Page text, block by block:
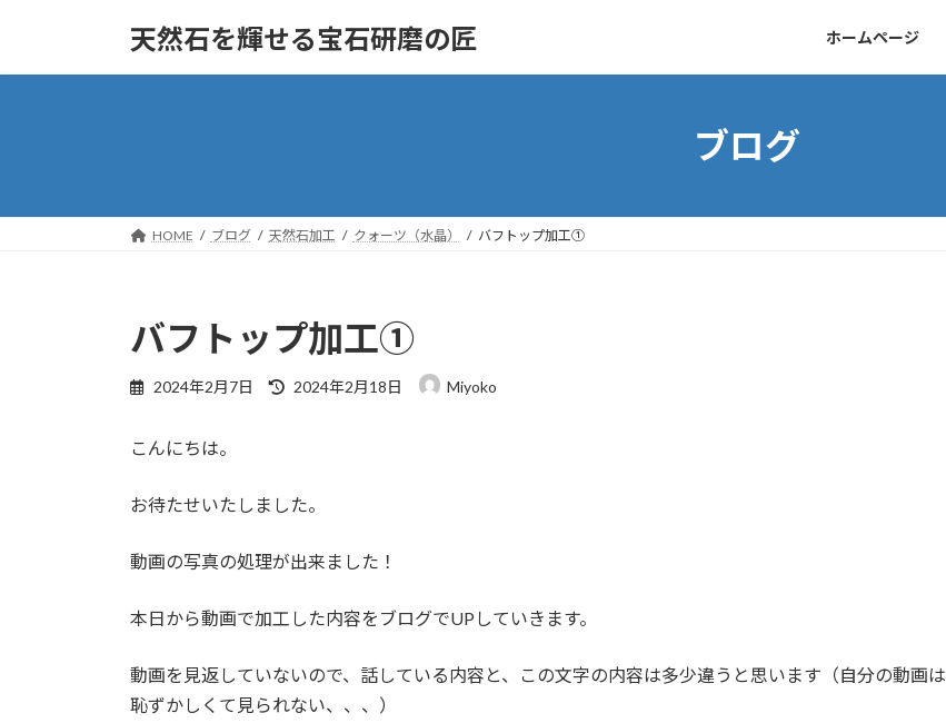
天然石を輝せる宝石研磨の匠 ホームページ
ブログ
HOME ブログ 天然石加工 クォーツ（水晶） バフトップ加工①
バフトップ加工①
2024年2月7日
最
時
:
2024年2月18日 Miyoko
こんにちは。
お待たせいたしました。
動画の写真の処理が出来ました！
本日から動画で加工した内容をブログでUPしていきます。
動画を見返していないので、話している内容と、この文字の内容は多少違うと思います（自分の動画は
恥ずかしくて見られない、、、）